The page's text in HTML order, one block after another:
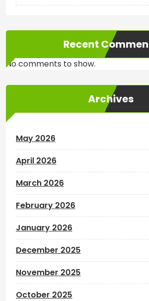
Recent
No comments to show.
Archives
May 2026
April 2026
March 2026
February 2026
January 2026
December 2025
November 2025
October 2025